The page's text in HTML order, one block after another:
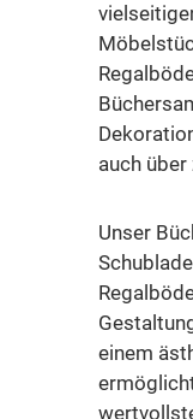
auch über
Unser
einem